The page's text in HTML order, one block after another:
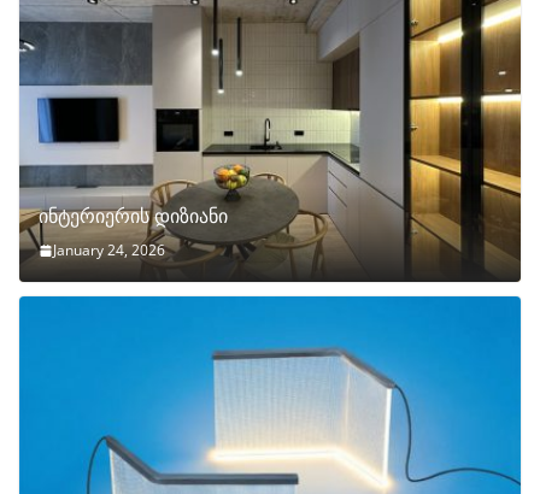
ინტერიერის დიზიანი
January 24, 2026